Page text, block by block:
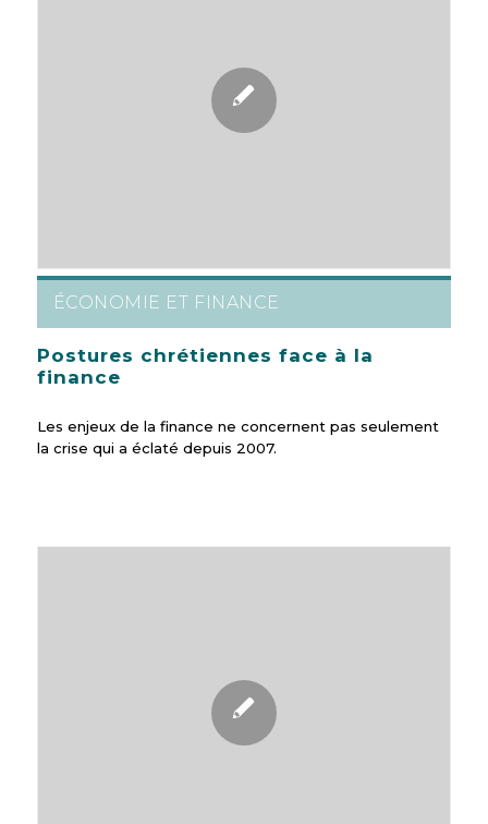
ÉCONOMIE ET FINANCE
Postures chrétiennes face à la
finance
Les enjeux de la finance ne concernent pas seulement
la crise qui a éclaté depuis 2007.